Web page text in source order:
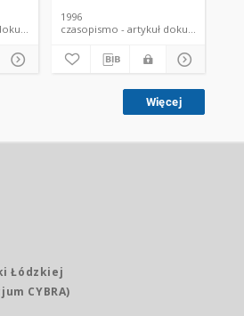
- artykuł dokument piśmienniczy
1996
czasopismo - artykuł
Więcej
Łódzkiej
CYBRA)